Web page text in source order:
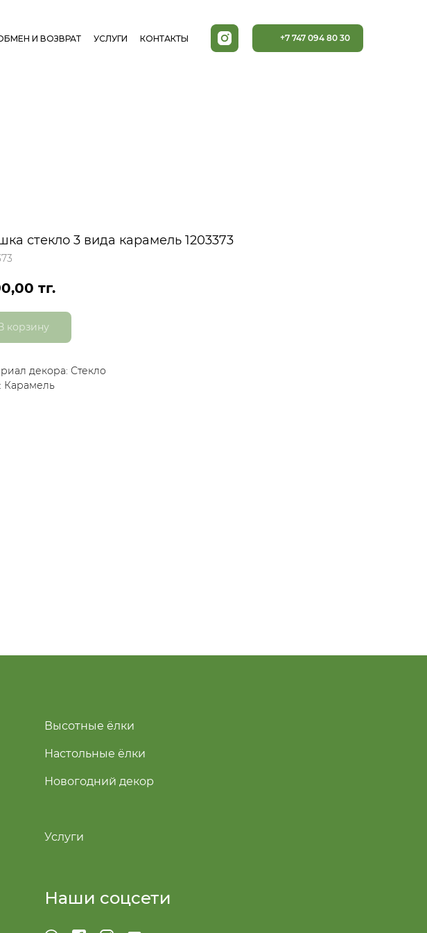
+7 747 094 80 30
КОНТАКТЫ
УСЛУГИ
И ВОЗВРАТ
стекло 3 вида карамель 1203373
тг.
корзину
декора: Стекло
Карамель
Наши соцсети
Высотные ёлки
Настольные ёлки
Услуги
Новогодний декор